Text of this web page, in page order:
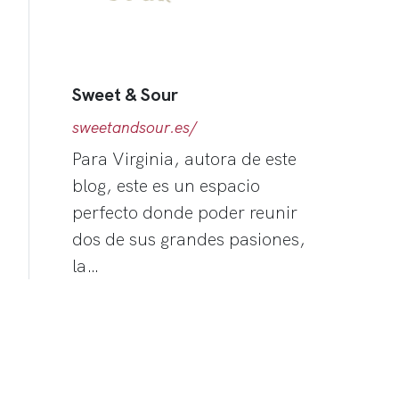
Sweet & Sour
sweetandsour.es/
Para Virginia, autora de este
blog, este es un espacio
perfecto donde poder reunir
dos de sus grandes pasiones,
la…